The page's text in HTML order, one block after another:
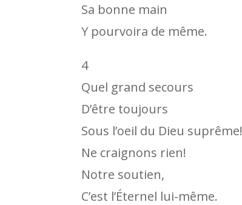
Sa bonne main
Y pourvoira de même.
4
Quel grand secours
D’être toujours
Sous l’oeil du Dieu suprême!
Ne craignons rien!
Notre soutien,
C’est l’Éternel lui-même.